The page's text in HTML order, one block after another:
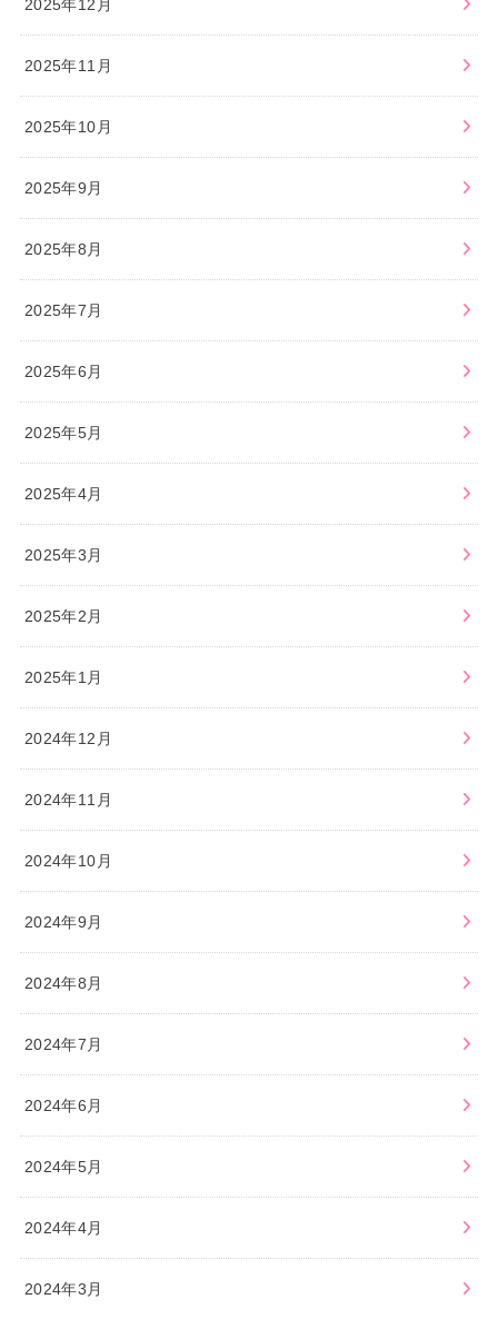
2025年12月
2025年11月
2025年10月
2025年9月
2025年8月
2025年7月
2025年6月
2025年5月
2025年4月
2025年3月
2025年2月
2025年1月
2024年12月
2024年11月
2024年10月
2024年9月
2024年8月
2024年7月
2024年6月
2024年5月
2024年4月
2024年3月